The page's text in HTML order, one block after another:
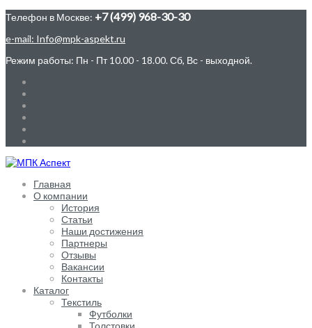
Телефон в Москве: +7 (499) 968-30-30
e-mail: Info@mpk-aspekt.ru
Режим работы: Пн - Пт 10.00 - 18.00. Сб, Вс - выходной.
Главная
О компании
История
Статьи
Наши достижения
Партнеры
Отзывы
Вакансии
Контакты
Каталог
Текстиль
Футболки
Толстовки